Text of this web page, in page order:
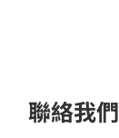
聯絡我們